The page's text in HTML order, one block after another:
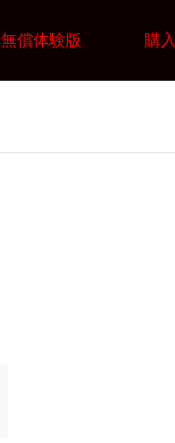
無償体験版 購入